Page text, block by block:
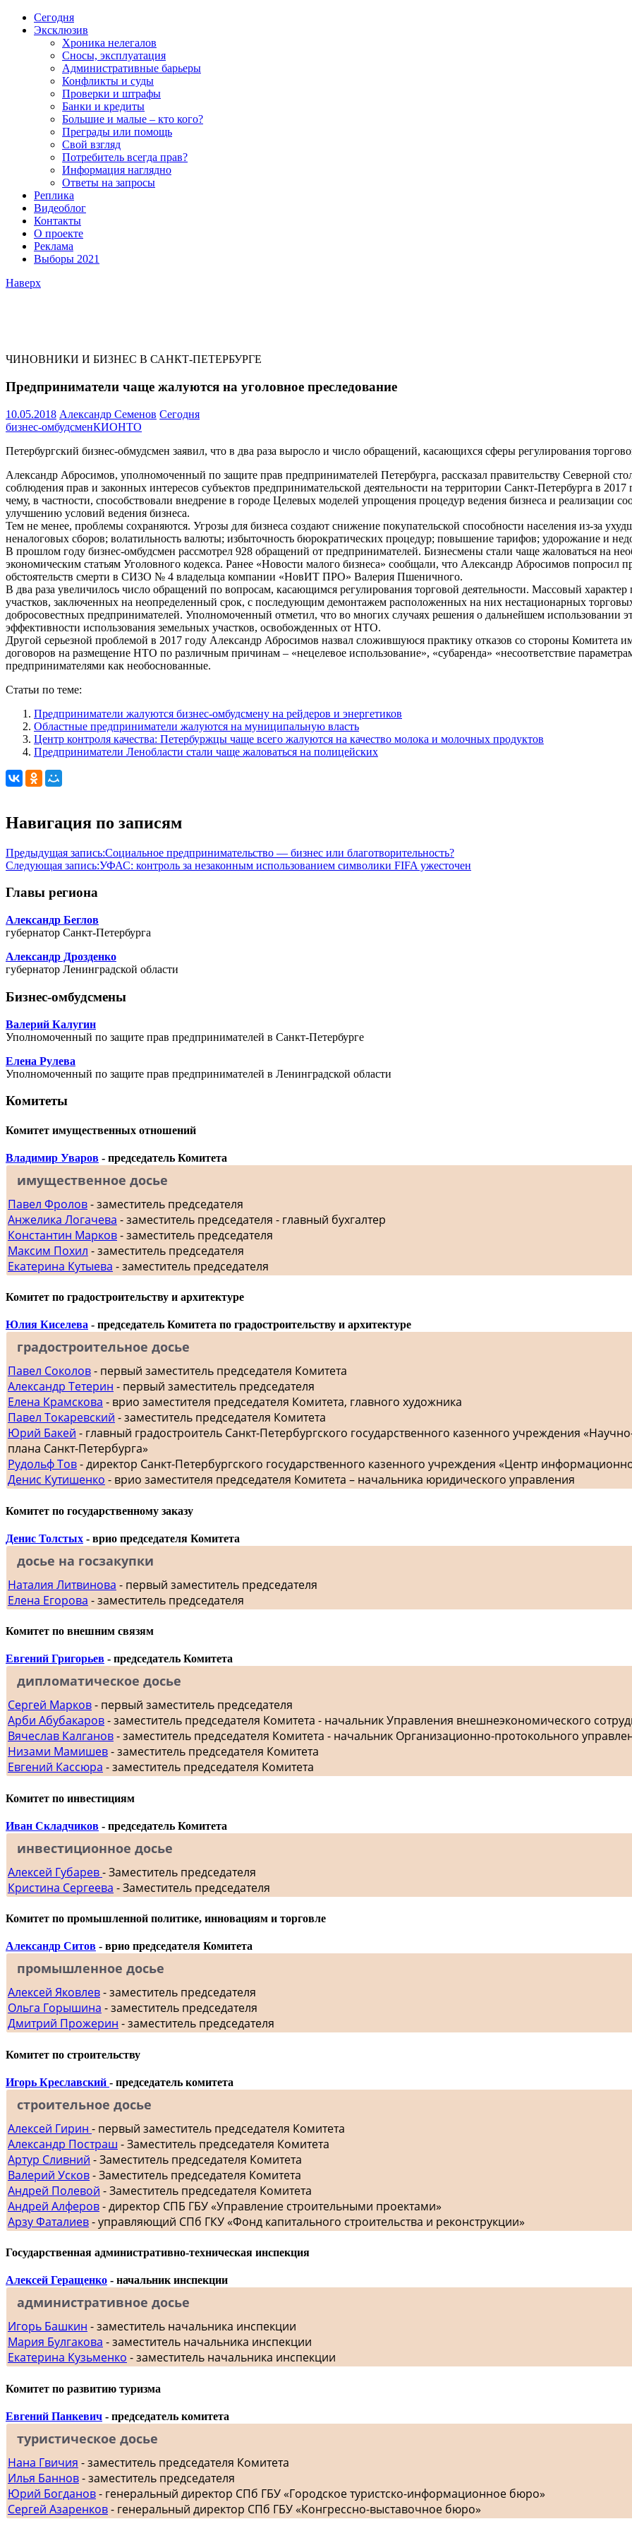
Сегодня
Эксклюзив
Хроника нелегалов
Сносы, эксплуатация
Административные барьеры
Конфликты и суды
Проверки и штрафы
Банки и кредиты
Большие и малые – кто кого?
Преграды или помощь
Свой взгляд
Потребитель всегда прав?
Информация наглядно
Ответы на запросы
Реплика
Видеоблог
Контакты
О проекте
Реклама
Выборы 2021
Наверх
ЧИНОВНИКИ И БИЗНЕС В САНКТ-ПЕТЕРБУРГЕ
Предприниматели чаще жалуются на уголовное преследование
10.05.2018 Александр Семенов Сегодня
бизнес-омбудсменКИОНТО
Петербургский бизнес-обмудсмен заявил, что в два раза выросло и число обращений, касающихся сферы регулирования
Александр Абросимов, уполномоченный по защите прав предпринимателей Петербурга, рассказал правительству Северной
соблюдения прав и законных интересов субъектов предпринимательской деятельности на территории Санкт-Петербурга в
чему, в частности, способствовали внедрение в городе Целевых моделей упрощения процедур ведения бизнеса и реализации
улучшению условий ведения бизнеса.
Тем не менее, проблемы сохраняются. Угрозы для бизнеса создают снижение покупательской способности населения из-за
неналоговых сборов; волатильность валюты; избыточность бюрократических процедур; повышение тарифов; удорожание и
В прошлом году бизнес-омбудсмен рассмотрел 928 обращений от предпринимателей. Бизнесмены стали чаще жаловаться на
экономическим статьям Уголовного кодекса. Ранее «Новости малого бизнеса» сообщали, что Александр Абросимов попросил
обстоятельств смерти в СИЗО № 4 владельца компании «НовИТ ПРО» Валерия Пшеничного.
В два раза увеличилось число обращений по вопросам, касающимся регулирования торговой деятельности. Массовый
участков, заключенных на неопределенный срок, с последующим демонтажем расположенных на них нестационарных
добросовестных предпринимателей. Уполномоченный отметил, что во многих случаях решения о дальнейшем использовании
эффективности использования земельных участков, освобожденных от НТО.
Другой серьезной проблемой в 2017 году Александр Абросимов назвал сложившуюся практику отказов со стороны
договоров на размещение НТО по различным причинам – «нецелевое использование», «субаренда» «несоответствие
предпринимателями как необоснованные.
Статьи по теме:
Предприниматели жалуются бизнес-омбудсмену на рейдеров и энергетиков
Областные предприниматели жалуются на муниципальную власть
Центр контроля качества: Петербуржцы чаще всего жалуются на качество молока и молочных продуктов
Предприниматели Ленобласти стали чаще жаловаться на полицейских
Навигация по записям
Предыдущая запись:Социальное предпринимательство — бизнес или благотворительность?
Следующая запись:УФАС: контроль за незаконным использованием символики FIFA ужесточен
Главы региона
Александр Беглов
губернатор Санкт-Петербурга
Александр Дрозденко
губернатор Ленинградской области
Бизнес-омбудсмены
Валерий Калугин
Уполномоченный по защите прав предпринимателей в Санкт-Петербурге
Елена Рулева
Уполномоченный по защите прав предпринимателей в Ленинградской области
Комитеты
Комитет имущественных отношений
Владимир Уваров - председатель Комитета
имущественное досье
Павел Фролов- заместитель председателя
Анжелика Логачева - заместитель председателя - главный бухгалтер
Константин Марков- заместитель председателя
Максим Похил - заместитель председателя
Екатерина Кутыева - заместитель председателя
Комитет по градостроительству и архитектуре
Юлия Киселева - председатель Комитета по градостроительству и архитектуре
градостроительное досье
Павел Соколов- первый заместитель председателя Комитета
Александр Тетерин - первый заместитель председателя
Елена Крамскова - врио заместителя председателя Комитета, главного художника
Павел Токаревский - заместитель председателя Комитета
Юрий Бакей - главный градостроитель Санкт-Петербургского государственного казенного учреждения
плана Санкт-Петербурга»
Рудольф Тов- директор Санкт-Петербургского государственного казенного учреждения «Центр
Денис Кутишенко - врио заместителя председателя Комитета – начальника юридического управления
Комитет по государственному заказу
Денис Толстых - врио председателя Комитета
досье на госзакупки
Наталия Литвинова - первый заместитель председателя
Елена Егорова - заместитель председателя
Комитет по внешним связям
Евгений Григорьев - председатель Комитета
дипломатическое досье
Сергей Марков- первый заместитель председателя
Арби Абубакаров- заместитель председателя Комитета - начальник Управления внешнеэкономического
Вячеслав Калганов- заместитель председателя Комитета - начальник Организационно-протокольного
Низами Мамишев- заместитель председателя Комитета
Евгений Кассюра - заместитель председателя Комитета
Комитет по инвестициям
Иван Складчиков - председатель Комитета
инвестиционное досье
Алексей Губарев- Заместитель председателя
Кристина Сергеева - Заместитель председателя
Комитет по промышленной политике, инновациям и торговле
Александр Ситов - врио председателя Комитета
промышленное досье
Алексей Яковлев- заместитель председателя
Ольга Горышина - заместитель председателя
Дмитрий Прожерин - заместитель председателя
Комитет по строительству
Игорь Креславский - председатель комитета
строительное досье
Алексей Гирин - первый заместитель председателя Комитета
Александр Постраш - Заместитель председателя Комитета
Артур Сливний - Заместитель председателя Комитета
Валерий Усков- Заместитель председателя Комитета
Андрей Полевой - Заместитель председателя Комитета
Андрей Алферов- директор СПБ ГБУ «Управление строительными проектами»
Арзу Фаталиев- управляющий СПб ГКУ «Фонд капитального строительства и реконструкции»
Государственная административно-техническая инспекция
Алексей Геращенко - начальник инспекции
административное досье
Игорь Башкин - заместитель начальника инспекции
Мария Булгакова - заместитель начальника инспекции
Екатерина Кузьменко - заместитель начальника инспекции
Комитет по развитию туризма
Евгений Панкевич - председатель комитета
туристическое досье
Нана Гвичия - заместитель председателя Комитета
Илья Баннов- заместитель председателя
Юрий Богданов- генеральный директор СПб ГБУ «Городское туристско-информационное бюро»
Сергей Азаренков- генеральный директор СПб ГБУ «Конгрессно-выставочное бюро»